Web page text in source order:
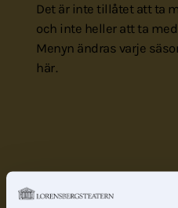
Det är inte tillåtet att ta
och inte heller att ta
Menyn ändras varje
här.